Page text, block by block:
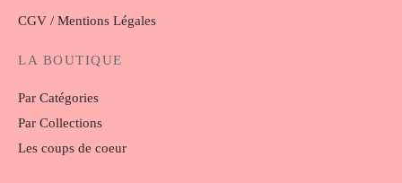
LA BOUTIQUE
Par Catégories
Par Collections
Les coups de coeur
CGV / Mentions Légales